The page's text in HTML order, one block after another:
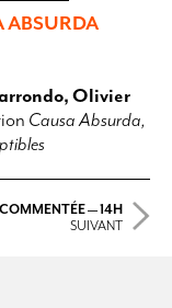
ABSURDA
, Olivier
Causa Absurda,
— 14H
SUIVANT